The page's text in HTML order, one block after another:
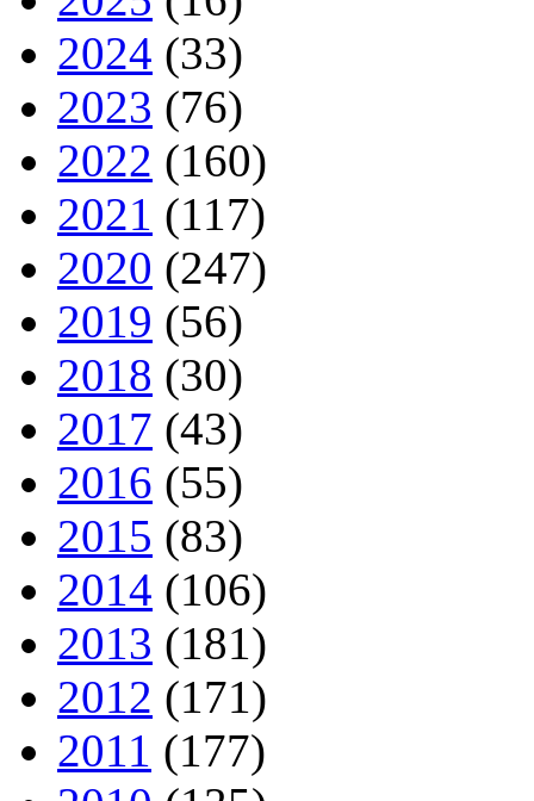
2024 (33)
2023 (76)
2022 (160)
2021 (117)
2020 (247)
2019 (56)
2018 (30)
2017 (43)
2016 (55)
2015 (83)
2014 (106)
2013 (181)
2012 (171)
2011 (177)